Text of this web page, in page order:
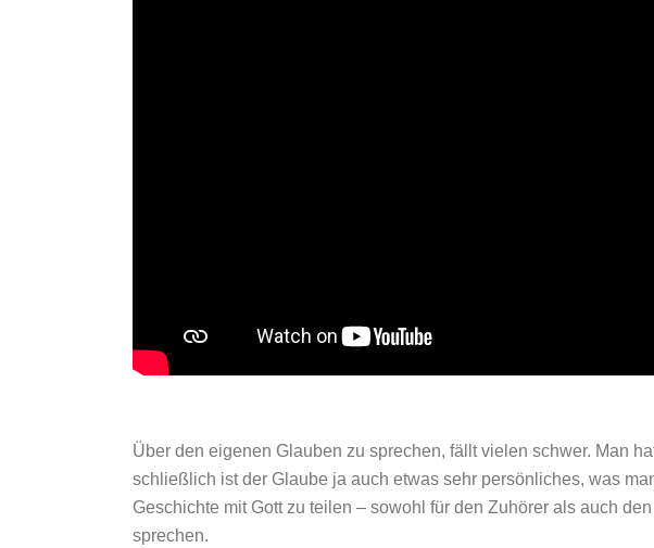
Über den eigenen Glauben zu sprechen, fällt vielen schwer. Man
schließlich ist der Glaube ja auch etwas sehr persönliches, was
Geschichte mit Gott zu teilen – sowohl für den Zuhörer als auch
sprechen.